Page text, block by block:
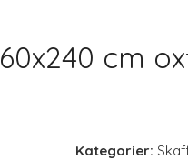
cm
Kategorier: